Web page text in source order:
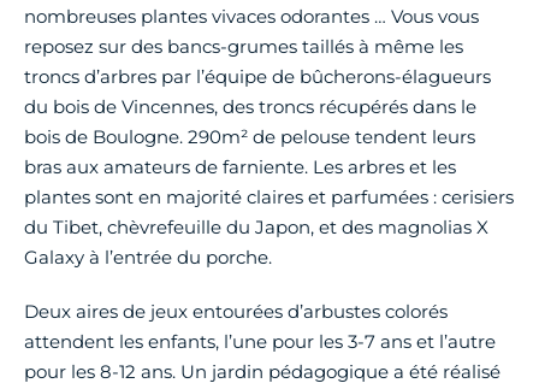
nombreuses plantes vivaces odorantes … Vous vous
reposez sur des bancs-grumes taillés à même les
troncs d’arbres par l’équipe de bûcherons-élagueurs
du bois de Vincennes, des troncs récupérés dans le
bois de Boulogne. 290m² de pelouse tendent leurs
bras aux amateurs de farniente. Les arbres et les
plantes sont en majorité claires et parfumées : cerisiers
du Tibet, chèvrefeuille du Japon, et des magnolias X
Galaxy à l’entrée du porche.
Deux aires de jeux entourées d’arbustes colorés
attendent les enfants, l’une pour les 3-7 ans et l’autre
pour les 8-12 ans. Un jardin pédagogique a été réalisé